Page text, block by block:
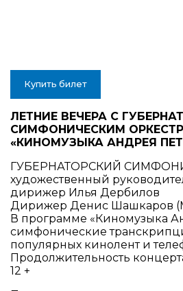
Купить билет
ЛЕТНИЕ ВЕЧЕРА С
СИМФОНИЧЕСКИМ
«КИНОМУЗЫКА АНДРЕЯ
ГУБЕРНАТОРСКИЙ
художественный
дирижер Илья Дербилов
Дирижер Денис Шашкаров
В программе «Киномузыка
симфонические
популярных кинолент и
Продолжительность
12 +